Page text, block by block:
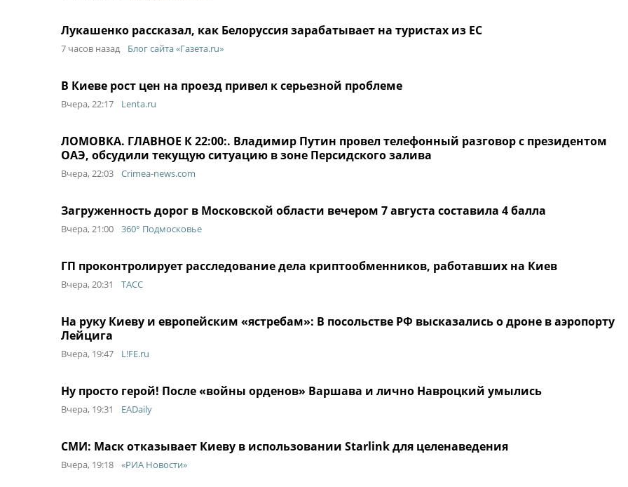
Лукашенко рассказал, как Белоруссия зарабатывает на туристах из ЕС
7 часов назад Блог сайта «Газета.ru»
В Киеве рост цен на проезд привел к серьезной проблеме
Вчера, 22:17 Lenta.ru
ЛОМОВКА. ГЛАВНОЕ К 22:00:. Владимир Путин провел телефонный разговор с президентом
ОАЭ, обсудили текущую ситуацию в зоне Персидского залива
Вчера, 22:03 Crimea-news.com
Загруженность дорог в Московской области вечером 7 августа составила 4 балла
Вчера, 21:00 360° Подмосковье
ГП проконтролирует расследование дела криптообменников, работавших на Киев
Вчера, 20:31 ТАСС
На руку Киеву и европейским «ястребам»: В посольстве РФ высказались о дроне в аэропорту
Лейцига
Вчера, 19:47 L!FE.ru
Ну просто герой! После «войны орденов» Варшава и лично Навроцкий умылись
Вчера, 19:31 EADaily
СМИ: Маск отказывает Киеву в использовании Starlink для целенаведения
Вчера, 19:18 «РИА Новости»